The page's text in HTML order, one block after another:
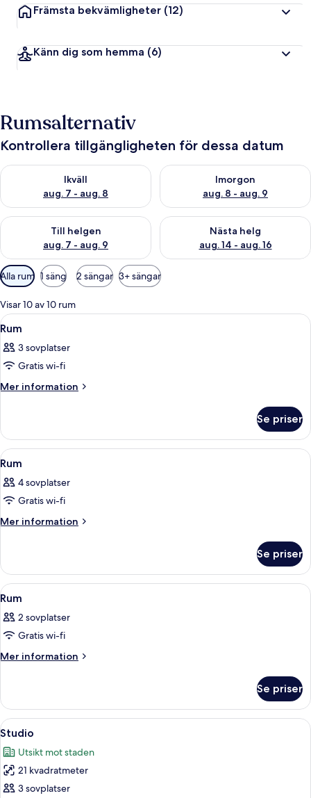
Främsta bekvämligheter (12)
Känn dig som hemma (6)
Rumsalternativ
Kontrollera tillgängligheten för dessa datum
Ikväll
aug. 7 - aug. 8
Kontrollera tillgängligheten för ikväll aug. 7 - aug. 8
Imorgon
aug. 8 - aug. 9
Kontrollera tillgängligheten
Till helgen
aug. 7 - aug. 9
Kontrollera tillgängligheten för den här helgen aug. 7 - aug. 9
Nästa helg
aug. 14 - aug. 16
Kontrollera tillgängligheten
Tillgängliga
filter
för
rum
Alla rum 1 säng 2 sängar 3+ sängar
Visar 10 av 10 rum
Öppna
alla
foton
för
Rum
Ett hotellrum med en säng, ett
5
Rum
3 sovplatser
Gratis wi-fi
Mer information
Mer
Se priser
Öppna
alla
foton
för
Rum
Ett hotellrum med en säng, två
4
Rum
4 sovplatser
Gratis wi-fi
Mer information
Mer
Se priser
Öppna
alla
foton
för
Rum
Ett hotellrum med en säng, ett
4
Rum
2 sovplatser
Gratis wi-fi
Mer information
Mer
Se priser
Öppna
alla
foton
för
Studio
Ett minimalistiskt sovrum med en
6
Studio
Utsikt mot staden
21 kvadratmeter
3 sovplatser